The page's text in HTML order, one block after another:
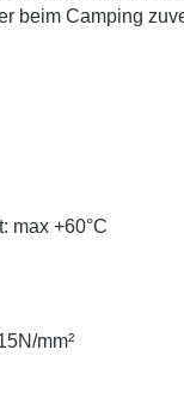
beim Camping
max +60°C
mm²